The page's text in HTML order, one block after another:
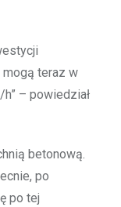
mogą teraz w
– powiedział
betonową.
po
po tej